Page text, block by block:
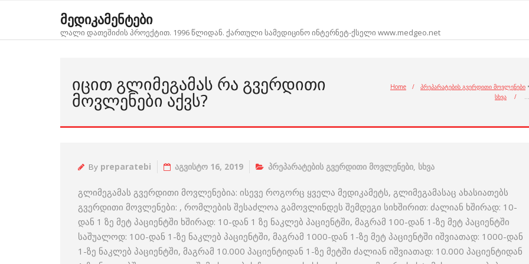
მედიკამენტები
ლალი დათეშიძის პროექტით. 1996 წლიდან. ქართული სამედიცინო ინტერნეტ-ქსელი www.medgeo.net
ᲘᲪᲘᲗ ᲒᲚᲘᲛᲔᲒᲐᲛᲐᲡ ᲠᲐ ᲒᲕᲔᲠᲓᲘᲗᲘ
ᲛᲝᲕᲚᲔᲜᲔᲑᲘ ᲐᲥᲕᲡ?
Home / პრეპარატების გვერდითი მოვლენები •
სხვა
/ …
By preparatebi აგვისტო 16, 2019 პრეპარატების გვერდითი მოვლენები, სხვა
გლიმეგამას გვერდითი მოვლენებია: ისევე როგორც ყველა მედიკამეტს, გლიმეგამასაც ახასიათებს
გვერდითი მოვლენები: , რომლების შესაძლოა გამოვლინდეს შემდეგი სიხშირით: ძალიან ხშირად: 10-
დან 1 ზე მეტ პაციენტში ხშირად: 10-დან 1 ზე ნაკლებ პაციენტში, მაგრამ 100-დან 1-ზე მეტ პაციენტში
საშუალოდ: 100-დან 1-ზე ნაკლებ პაციენტში, მაგრამ 1000-დან 1-ზე მეტ პაციენტში იშვიათად: 1000-დან
1-ზე ნაკლებ პაციენტში, მაგრამ 10.000 პაციენტიდან 1-ზე მეტში ძალიან იშვიათად: 10.000 პაციენტიდან